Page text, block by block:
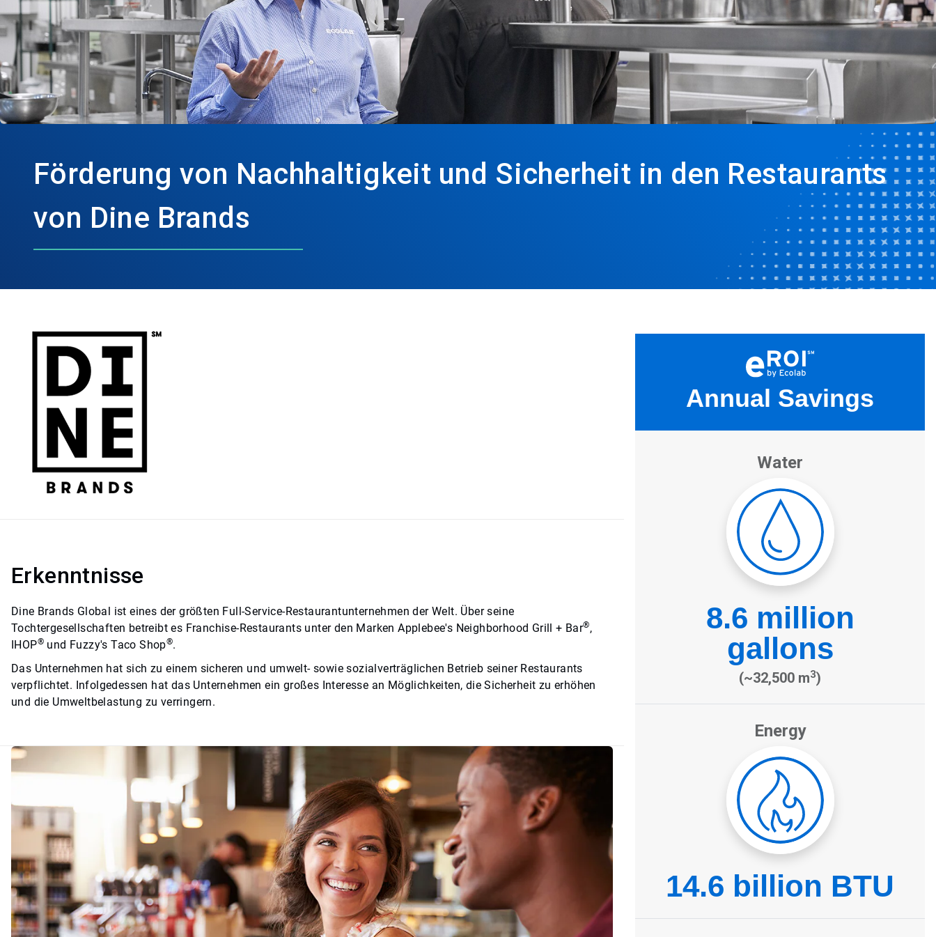
Förderung von Nachhaltigkeit und Sicherheit in den Restaurants
von Dine Brands
Erkenntnisse
Dine Brands Global ist eines der größten Full-Service-Restaurantunternehmen der Welt.​​​​​​​ Über seine
Tochtergesellschaften betreibt es Franchise-Restaurants unter den Marken Applebee's Neighborhood Grill + Bar®,
IHOP® und Fuzzy's Taco Shop®.
Das Unternehmen hat sich zu einem sicheren und umwelt- sowie sozialverträglichen Betrieb seiner Restaurants
verpflichtet. Infolgedessen hat das Unternehmen ein großes Interesse an Möglichkeiten, die Sicherheit zu erhöhen
und die Umweltbelastung zu verringern.